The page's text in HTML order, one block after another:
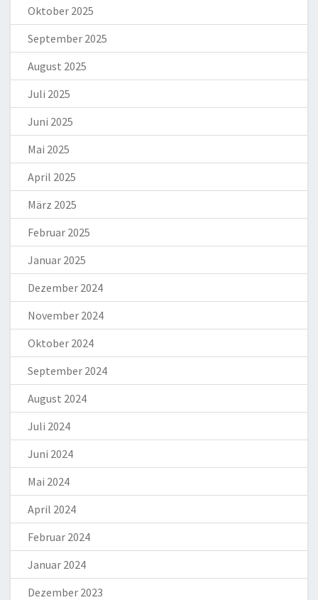
Oktober 2025
September 2025
August 2025
Juli 2025
Juni 2025
Mai 2025
April 2025
März 2025
Februar 2025
Januar 2025
Dezember 2024
November 2024
Oktober 2024
September 2024
August 2024
Juli 2024
Juni 2024
Mai 2024
April 2024
Februar 2024
Januar 2024
Dezember 2023